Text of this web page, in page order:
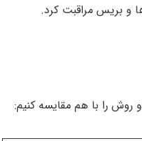
و بریس مراقبت کرد.
روش را با هم مقایسه کنیم: